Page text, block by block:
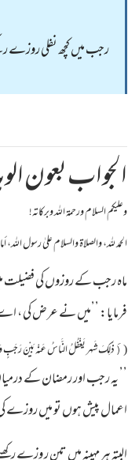
رجب میں کچھ نفلی روزے
الجواب بعون
وعلیکم السلام ورحمة اللہ وبرکاته!
الحمد لله، والصلاة والسلام علىٰ رسول الله،
ماہ رجب کے روزوں کی فضیلت
فرمایا: ’’میں نے عرض کی ،
((َ ذَلِکَ شَهر یَغْفُلُ النَّاسُ عَنْه بَیْنَ رَجَبٍ
’’ یہ رجب اور رمضان کے
اعمال پیش ہوں تو میں روزے